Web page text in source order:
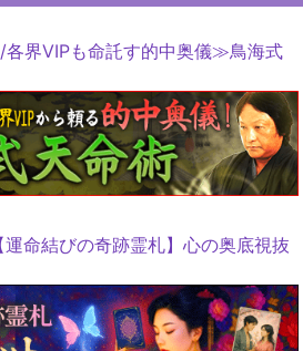
界VIPも命託す的中奥儀≫鳥海式
命結びの奇跡霊札】心の奥底視抜